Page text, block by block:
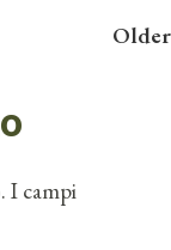
Older
I campi